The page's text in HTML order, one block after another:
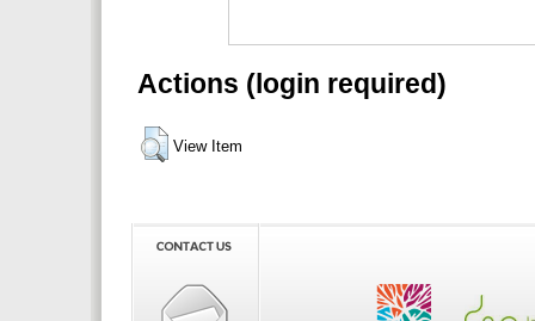
Actions (login required)
View Item